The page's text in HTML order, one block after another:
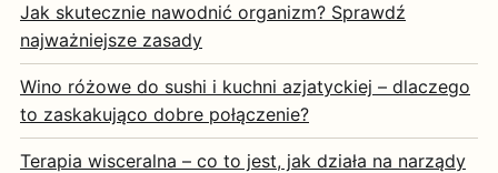
Jak skutecznie nawodnić organizm? Sprawdź
najważniejsze zasady
Wino różowe do sushi i kuchni azjatyckiej – dlaczego
to zaskakująco dobre połączenie?
Terapia wisceralna – co to jest, jak działa na narządy